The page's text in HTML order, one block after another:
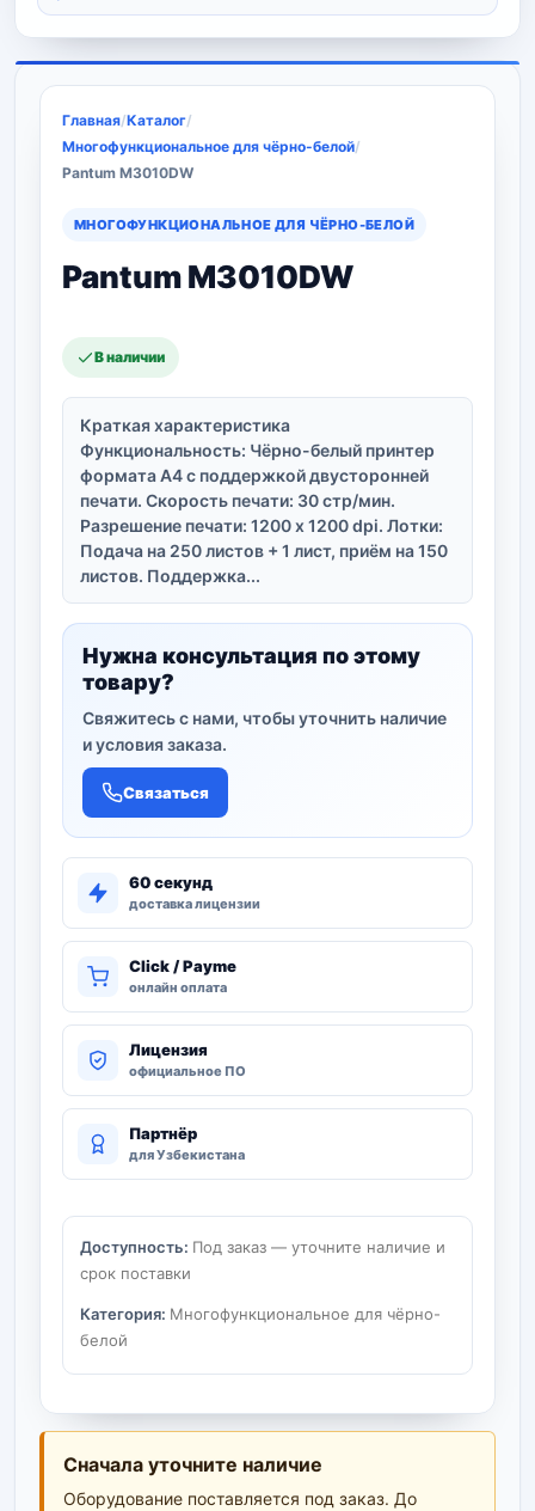
Главная/Каталог/
Многофункциональное для чёрно-белой/
Pantum M3010DW
МНОГОФУНКЦИОНАЛЬНОЕ ДЛЯ ЧЁРНО-БЕЛОЙ
Pantum M3010DW
В наличии
Краткая характеристика
Функциональность: Чёрно-белый принтер
формата A4 с поддержкой двусторонней
печати. Скорость печати: 30 стр/мин.
Разрешение печати: 1200 x 1200 dpi. Лотки:
Подача на 250 листов + 1 лист, приём на 150
листов. Поддержка...
Нужна консультация по этому
товару?
Свяжитесь с нами, чтобы уточнить наличие
и условия заказа.
Связаться
60 секунд
доставка лицензии
Click / Payme
онлайн оплата
Лицензия
официальное ПО
Партнёр
для Узбекистана
Доступность: Под заказ — уточните наличие и
срок поставки
Категория: Многофункциональное для чёрно-
белой
Сначала уточните наличие
Оборудование поставляется под заказ. До